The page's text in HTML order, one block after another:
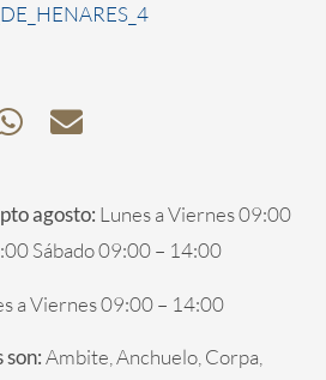
agosto: Lunes a Viernes 09:00
Sábado 09:00 – 14:00
a Viernes 09:00 – 14:00
son:Ambite, Anchuelo, Corpa,